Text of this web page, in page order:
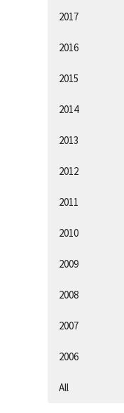
2017
2016
2015
2014
2013
2012
2011
2010
2009
2008
2007
2006
All